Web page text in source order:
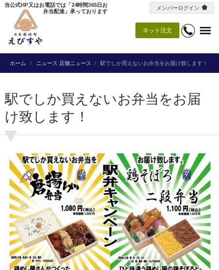
ネット注文
当公式HP又はお電話では「24時間365日お
弁当配達」承っております
メンバーログイン
ホーム ニュース 店舗ニュース 駅でしか買えないお弁当をお届け致します！
駅でしか買えないお弁当をお届
け致します！